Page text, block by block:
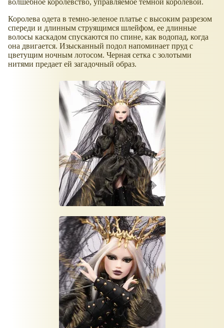
волшебное королевство, управляемое темной королевой.
Королева одета в темно-зеленое платье с высоким разрезом
спереди и длинным струящимся шлейфом, ее длинные
волосы каскадом спускаются по спине, как водопад, когда
она двигается. Изысканный подол напоминает пруд с
цветущим ночным лотосом. Черная сетка с золотыми
нитями предает ей загадочный образ.